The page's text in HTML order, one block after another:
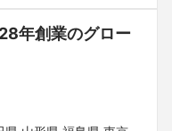
年創業のグロー